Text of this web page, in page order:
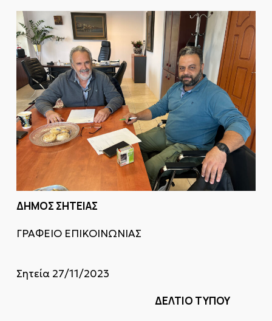
ΔΗΜΟΣ ΣΗΤΕΙΑΣ
ΓΡΑΦΕΙΟ ΕΠΙΚΟΙΝΩΝΙΑΣ
Σητεία 27/11/2023
ΔΕΛΤΙΟ ΤΥΠΟΥ